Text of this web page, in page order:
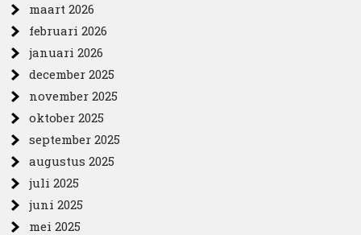
maart 2026
februari 2026
januari 2026
december 2025
november 2025
oktober 2025
september 2025
augustus 2025
juli 2025
juni 2025
mei 2025